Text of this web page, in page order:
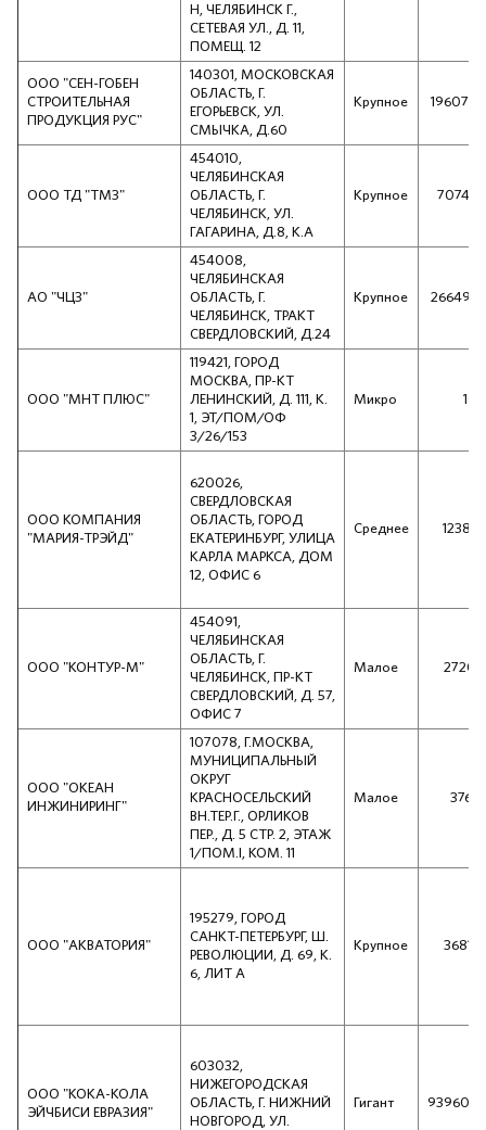
Н, ЧЕЛЯБИНСК Г.,
СЕТЕВАЯ УЛ., Д. 11,
ПОМЕЩ. 12
ООО "СЕН-ГОБЕН
СТРОИТЕЛЬНАЯ
ПРОДУКЦИЯ РУС"
140301, МОСКОВСКАЯ
ОБЛАСТЬ, Г.
ЕГОРЬЕВСК, УЛ.
СМЫЧКА, Д.60
Крупное
ООО ТД "ТМЗ"
454010,
ЧЕЛЯБИНСКАЯ
ОБЛАСТЬ, Г.
ЧЕЛЯБИНСК, УЛ.
ГАГАРИНА, Д.8, К.А
Крупное
АО "ЧЦЗ"
454008,
ЧЕЛЯБИНСКАЯ
ОБЛАСТЬ, Г.
ЧЕЛЯБИНСК, ТРАКТ
СВЕРДЛОВСКИЙ, Д.24
Крупное
ООО "МНТ ПЛЮС"
119421, ГОРОД
МОСКВА, ПР-КТ
ЛЕНИНСКИЙ, Д. 111, К.
1, ЭТ/ПОМ/ОФ
3/26/153
Микро
ООО КОМПАНИЯ
"МАРИЯ-ТРЭЙД"
620026,
СВЕРДЛОВСКАЯ
ОБЛАСТЬ, ГОРОД
ЕКАТЕРИНБУРГ, УЛИЦА
КАРЛА МАРКСА, ДОМ
12, ОФИС 6
Среднее
ООО "КОНТУР-М"
454091,
ЧЕЛЯБИНСКАЯ
ОБЛАСТЬ, Г.
ЧЕЛЯБИНСК, ПР-КТ
СВЕРДЛОВСКИЙ, Д. 57,
ОФИС 7
Малое
ООО "ОКЕАН
ИНЖИНИРИНГ"
107078, Г.МОСКВА,
МУНИЦИПАЛЬНЫЙ
ОКРУГ
КРАСНОСЕЛЬСКИЙ
ВН.ТЕР.Г., ОРЛИКОВ
ПЕР., Д. 5 СТР. 2, ЭТАЖ
1/ПОМ.I, КОМ. 11
Малое
ООО "АКВАТОРИЯ"
195279, ГОРОД
САНКТ-ПЕТЕРБУРГ, Ш.
РЕВОЛЮЦИИ, Д. 69, К.
6, ЛИТ А
Крупное
ООО "КОКА-КОЛА
ЭЙЧБИСИ ЕВРАЗИЯ"
603032,
НИЖЕГОРОДСКАЯ
ОБЛАСТЬ, Г. НИЖНИЙ
НОВГОРОД, УЛ.
Гигант